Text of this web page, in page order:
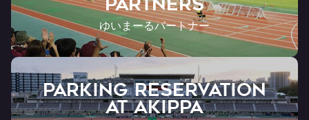
Partners
ゆいまーるパートナー
PARKING RESERVATION
AT Akippa